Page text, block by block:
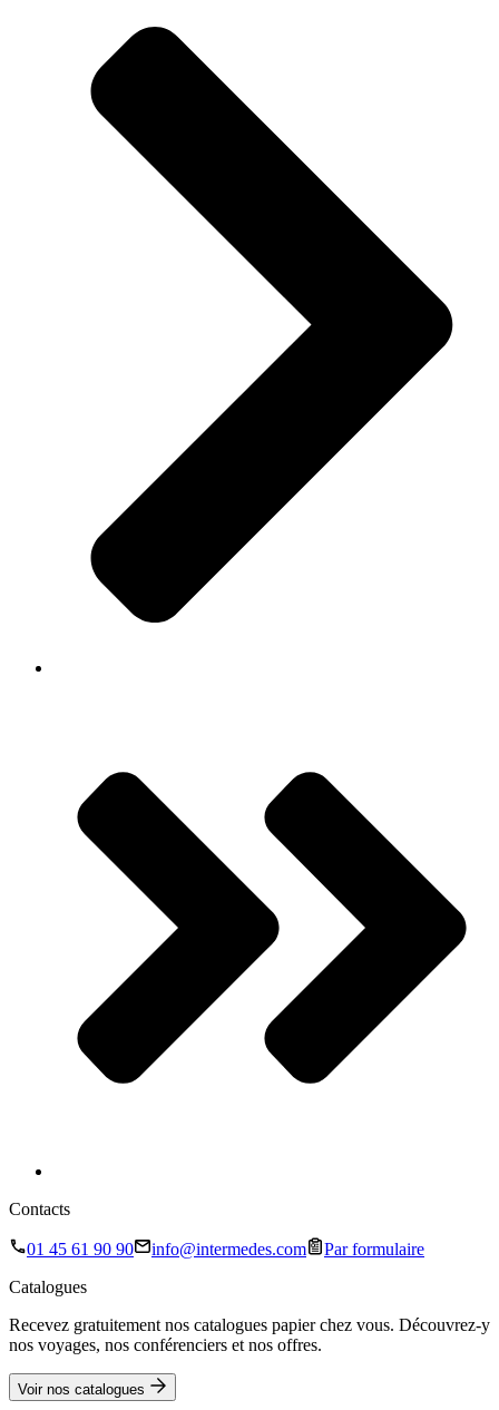
Contacts
01 45 61 90 90 info@intermedes.com
Par formulaire
Catalogues
Recevez gratuitement nos catalogues papier chez vous. Découvrez-y
nos voyages, nos conférenciers et nos offres.
Voir nos catalogues